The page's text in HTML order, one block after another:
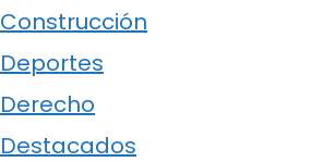
Construcción
Deportes
Derecho
Destacados